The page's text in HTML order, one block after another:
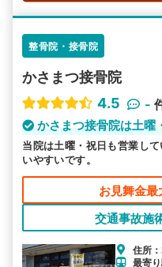
整骨院・接骨院
かさまつ接骨院
4.5
-
かさまつ接骨院は土曜
当院は土曜・祝日も営業し
いやすいです。
お見舞金最
交通事故施
住所
最寄